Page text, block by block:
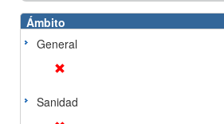
Ámbito
General
Sanidad